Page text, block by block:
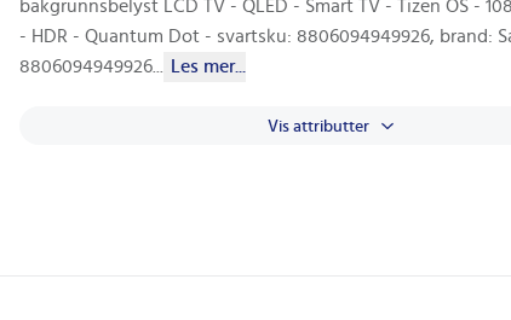
bakgrunnsbelyst LCD TV - QLED - Smart TV - Tizen OS -
- HDR - Quantum Dot - svartsku: 8806094949926, brand:
8806094949926
Les mer...
Vis attributter